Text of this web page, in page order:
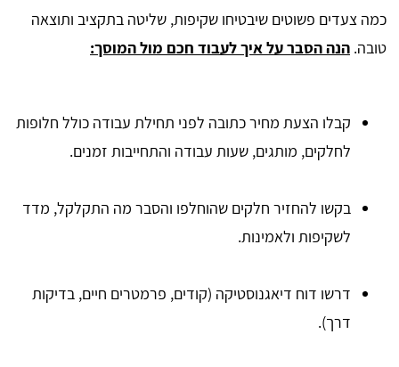
כמה צעדים פשוטים שיבטיחו שקיפות, שליטה בתקציב ותוצאה
טובה. הנה הסבר על איך לעבוד חכם מול המוסך:
קבלו הצעת מחיר כתובה לפני תחילת עבודה כולל חלופות
לחלקים, מותגים, שעות עבודה והתחייבות זמנים.
בקשו להחזיר חלקים שהוחלפו והסבר מה התקלקל, מדד
לשקיפות ולאמינות.
דרשו דוח דיאגנוסטיקה (קודים, פרמטרים חיים, בדיקות
דרך).